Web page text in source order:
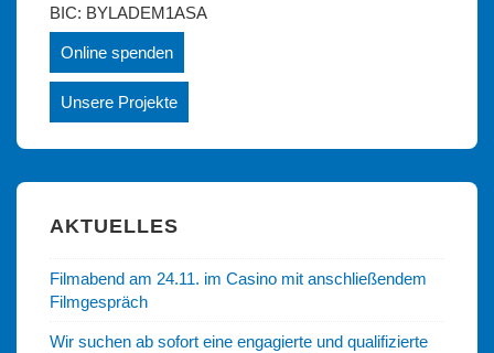
BIC: BYLADEM1ASA
Online spenden
Unsere Projekte
AKTUELLES
Filmabend am 24.11. im Casino mit anschließendem
Filmgespräch
Wir suchen ab sofort eine engagierte und qualifizierte